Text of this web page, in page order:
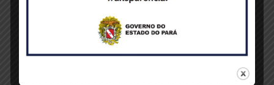
– Pagamento de laudêmio